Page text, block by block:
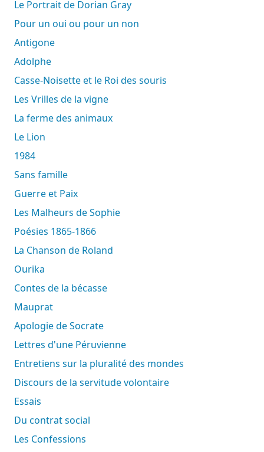
Le Portrait de Dorian Gray
Pour un oui ou pour un non
Antigone
Adolphe
Casse-Noisette et le Roi des souris
Les Vrilles de la vigne
La ferme des animaux
Le Lion
1984
Sans famille
Guerre et Paix
Les Malheurs de Sophie
Poésies 1865-1866
La Chanson de Roland
Ourika
Contes de la bécasse
Mauprat
Apologie de Socrate
Lettres d'une Péruvienne
Entretiens sur la pluralité des mondes
Discours de la servitude volontaire
Essais
Du contrat social
Les Confessions